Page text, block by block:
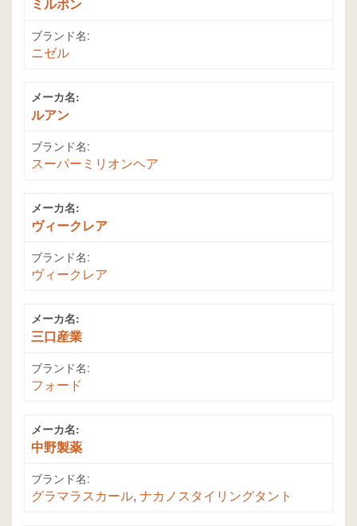
ブランド名:
ニゼル
メーカ名:
ルアン
ブランド名:
スーパーミリオンヘア
メーカ名:
ヴィークレア
ブランド名:
ヴィークレア
メーカ名:
三口産業
ブランド名:
フォード
メーカ名:
中野製薬
ブランド名:
グラマラスカール, ナカノスタイリングタント